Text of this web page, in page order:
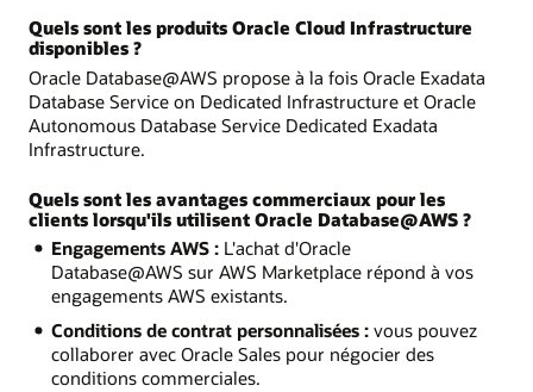
Quels sont les produits Oracle Cloud Infrastructure
disponibles ?
Oracle Database@AWS propose à la fois Oracle Exadata
Database Service on Dedicated Infrastructure et Oracle
Autonomous Database Service Dedicated Exadata
Infrastructure.
Quels sont les avantages commerciaux pour les
clients lorsqu'ils utilisent Oracle Database@AWS ?
Engagements AWS :L'achat d'Oracle
Database@AWS sur AWS Marketplace répond à vos
engagements AWS existants.
Conditions de contrat personnalisées :vous pouvez
collaborer avec Oracle Sales pour négocier des
conditions commerciales.